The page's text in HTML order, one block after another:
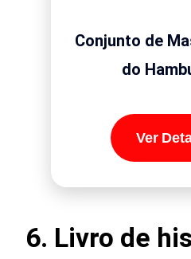
Conjunto de
do
Ver
6. Livro de